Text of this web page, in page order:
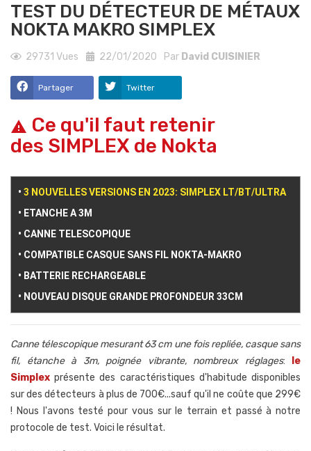
TEST DU DÉTECTEUR DE MÉTAUX
NOKTA MAKRO SIMPLEX
29731 Vues 22/01/2020 Par David CUISINIER
Partager Twitter
warning Ce qu'il faut retenir
des SIMPLEX de Nokta
• 3 NOUVELLES VERSIONS EN 2023: SIMPLEX LT/BT/ULTRA
• ETANCHE A 3M
• CANNE TELESCOPIQUE
• COMPATIBLE CASQUE SANS FIL NOKTA-MAKRO
• BATTERIE RECHARGEABLE
• NOUVEAU DISQUE GRANDE PROFONDEUR 33CM
Canne télescopique mesurant 63 cm une fois repliée, casque sans
fil, étanche à 3m, poignée vibrante, nombreux réglages:
le
Simplex présente des caractéristiques d'habitude disponibles
sur des détecteurs à plus de 700€...sauf qu'il ne coûte que 299€
! Nous l'avons testé pour vous sur le terrain et passé à notre
protocole de test. Voici le résultat.